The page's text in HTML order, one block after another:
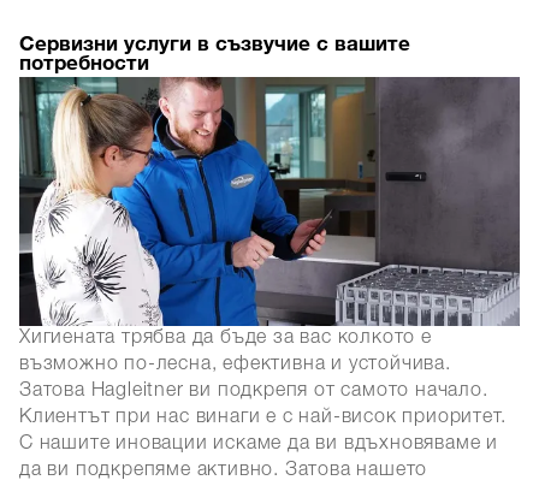
Сервизни услуги в съзвучие с вашите
потребности
Хигиената трябва да бъде за вас колкото е
възможно по-лесна, ефективна и устойчива.
Затова Hagleitner ви подкрепя от самото начало.
Клиентът при нас винаги е с най-висок приоритет.
С нашите иновации искаме да ви вдъхновяваме и
да ви подкрепяме активно. Затова нашето